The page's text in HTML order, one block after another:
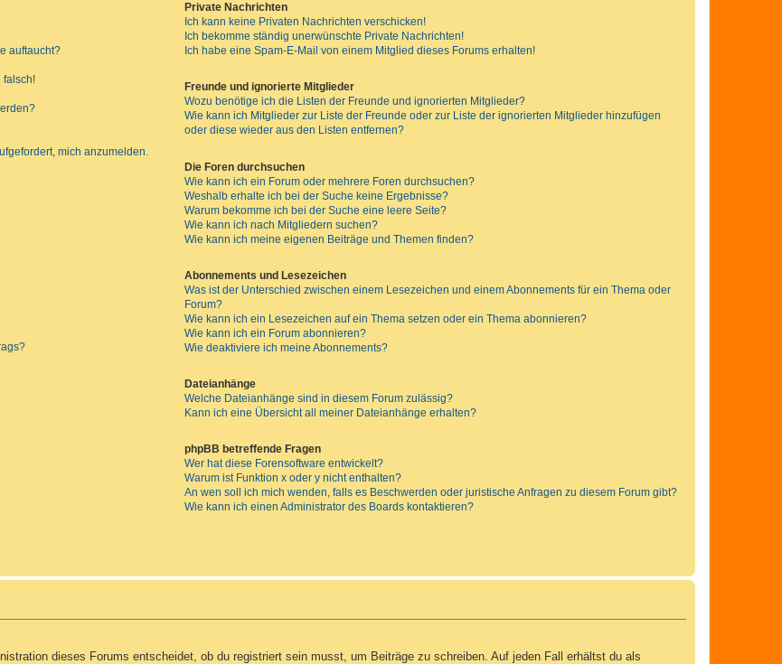
auftaucht?
falsch!
mich anzumelden.
Private Nachrichten
Ich kann keine Privaten Nachrichten verschicken!
Ich bekomme ständig unerwünschte Private Nachrichten!
Ich habe eine Spam-E-Mail von einem Mitglied dieses Forums erhalten!
Freunde und ignorierte Mitglieder
Wozu benötige ich die Listen der Freunde und ignorierten Mitglieder?
Wie kann ich Mitglieder zur Liste der Freunde oder zur Liste der ignorierten Mitglieder hinzufügen
oder diese wieder aus den Listen entfernen?
Die Foren durchsuchen
Wie kann ich ein Forum oder mehrere Foren durchsuchen?
Weshalb erhalte ich bei der Suche keine Ergebnisse?
Warum bekomme ich bei der Suche eine leere Seite?
Wie kann ich nach Mitgliedern suchen?
Wie kann ich meine eigenen Beiträge und Themen finden?
Abonnements und Lesezeichen
Was ist der Unterschied zwischen einem Lesezeichen und einem Abonnements für ein Thema oder
Forum?
Wie kann ich ein Lesezeichen auf ein Thema setzen oder ein Thema abonnieren?
Wie kann ich ein Forum abonnieren?
Wie deaktiviere ich meine Abonnements?
Dateianhänge
Welche Dateianhänge sind in diesem Forum zulässig?
Kann ich eine Übersicht all meiner Dateianhänge erhalten?
phpBB betreffende Fragen
Wer hat diese Forensoftware entwickelt?
Warum ist Funktion x oder y nicht enthalten?
An wen soll ich mich wenden, falls es Beschwerden oder juristische Anfragen zu diesem Forum gibt?
Wie kann ich einen Administrator des Boards kontaktieren?
dieses Forums entscheidet, ob du registriert sein musst, um Beiträge zu schreiben. Auf jeden Fall erhältst du als